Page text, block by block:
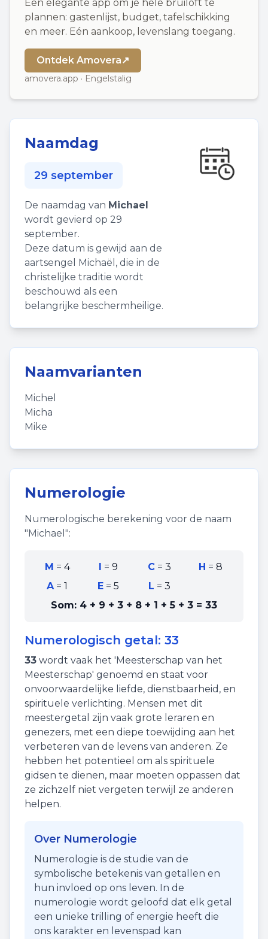
Een elegante app om je hele bruiloft te
plannen: gastenlijst, budget, tafelschikking
en meer. Eén aankoop, levenslang toegang.
Ontdek Amovera↗
amovera.app · Engelstalig
Naamdag
29 september
De naamdag van Michael
wordt gevierd op 29
september.
Deze datum is gewijd aan de
aartsengel Michaël, die in de
christelijke traditie wordt
beschouwd als een
belangrijke beschermheilige.
Naamvarianten
Michel
Micha
Mike
Numerologie
Numerologische berekening voor de naam
"Michael ":
M = 4 I =9 C =3 H =8
A=1 E =5 L =3
Som: 4 + 9 + 3 + 8 + 1 + 5 + 3 = 33
Numerologisch getal: 33
33 wordt vaak het 'Meesterschap van het
Meesterschap' genoemd en staat voor
onvoorwaardelijke liefde, dienstbaarheid , en
spirituele verlichting. Mensen met dit
meestergetal zijn vaak grote leraren en
genezers, met een diepe toewijding aan het
verbeteren van de levens van anderen. Ze
hebben het potentieel om als spirituele
gidsen te dienen, maar moeten oppassen dat
ze zichzelf niet vergeten terwijl ze anderen
helpen.
Over Numerologie
Numerologie is de studie van de
symbolische betekenis van getallen en
hun invloed op ons leven. In de
numerologie wordt geloofd dat elk getal
een unieke trilling of energie heeft die
ons karakter en levenspad kan